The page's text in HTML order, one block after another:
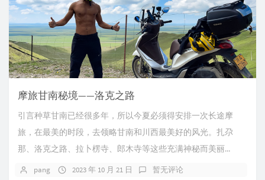
摩旅甘南秘境——洛克之路
引言种草甘南已经很多年，所以今夏必须得安排一次长途摩
旅，在最美的时段，去领略甘南和川西最美好的风光。扎尕
那、洛克之路、拉卜楞寺、郎木寺等这些充满神秘而美丽...
pang 2023 年 10 月 21 日 暂无评论